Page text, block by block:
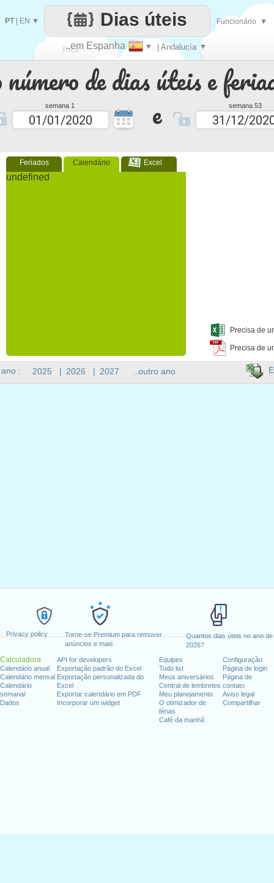
Privacy policy
Torne-se Premium para remover
anúncios e mais
Quantos dias úteis no ano de
2026?
Calculadora
Calendário anual
Calendário mensal
Calendário
semanal
Dados
API for developers
Exportação padrão do Excel
Exportação personalizada do
Excel
Exportar calendário em PDF
Incorporar um widget
Equipes
Todo list
Meus aniversários
Central de lembretes
Meu planejamento
O otimizador de
férias
Café da manhã
Configuração
Página de login
Página de
contato
Aviso legal
Compartilhar
de dias úteis e
semana 1 e semana 53
Feriados Calendário Excel
undefined
Precisa de
Precisa de
Faça
cada
..em Espanha ▼ | Andalucía ▼
Dias úteis
PT| EN ▼ Funcionário ▼
: 2025 | 2026 | 2027 ..outro ano